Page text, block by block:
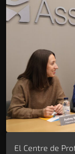
El Centre de